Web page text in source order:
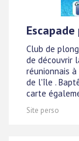
Club de
de découvrir
réunionnais
de l'île .
carte
Site perso